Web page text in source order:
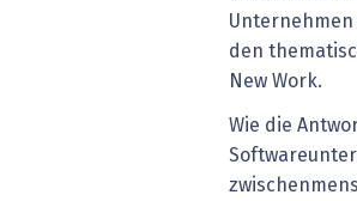
den
New Work.
Wie die